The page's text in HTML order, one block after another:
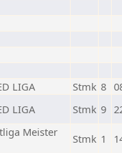
LIGA Stmk 8
LIGA Stmk 9
Meister
Stmk 1